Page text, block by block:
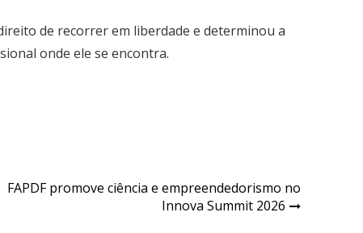
de recorrer em liberdade e determinou a
onde ele se encontra.
FAPDF promove ciência e empreendedorismo no
Innova Summit 2026